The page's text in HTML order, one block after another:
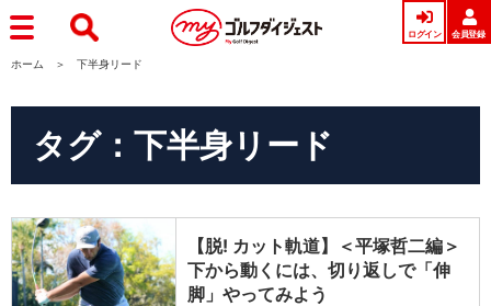
ログイン 会員登録
ホーム 下半身リード
タグ：下半身リード
【脱! カット軌道】＜平塚哲二編＞
下から動くには、切り返しで「伸
脚」やってみよう